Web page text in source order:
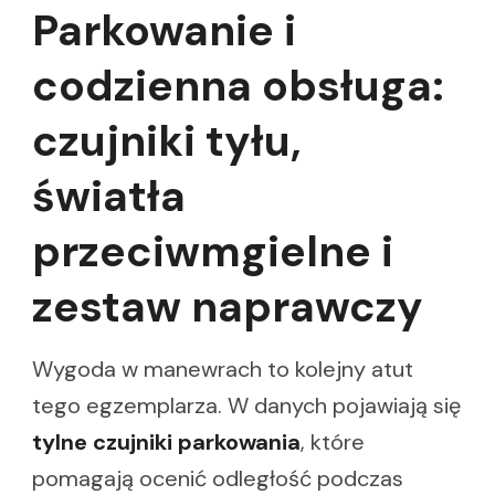
Parkowanie i
codzienna obsługa:
czujniki tyłu,
światła
przeciwmgielne i
zestaw naprawczy
Wygoda w manewrach to kolejny atut
tego egzemplarza. W danych pojawiają się
tylne czujniki parkowania, które
pomagają ocenić odległość podczas